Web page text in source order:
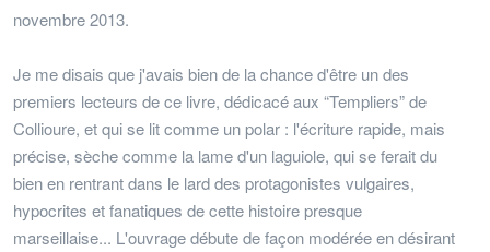
novembre 2013.
Je me disais que j'avais bien de la chance d'être un des
premiers lecteurs de ce livre, dédicacé aux “Templiers” de
Collioure, et qui se lit comme un polar : l'écriture rapide, mais
précise, sèche comme la lame d'un laguiole, qui se ferait du
bien en rentrant dans le lard des protagonistes vulgaires,
hypocrites et fanatiques de cette histoire presque
marseillaise... L'ouvrage débute de façon modérée en désirant